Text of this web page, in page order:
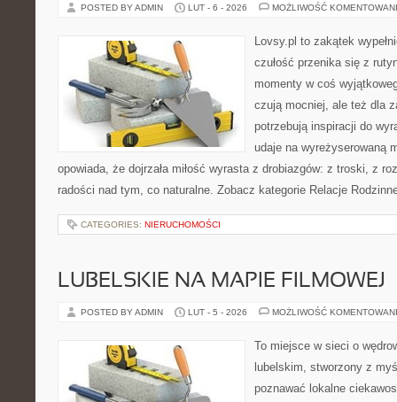
POSTED BY ADMIN LUT - 6 - 2026 MOŻLIWOŚĆ
Lovsy.pl to zakątek
czułość przenika się z
momenty w coś
czują mocniej, ale też dla
potrzebują inspiracji do
udaje na wyreżyserowaną
opowiada, że dojrzała miłość wyrasta z drobiazgów: z troski, z
radości nad tym, co naturalne. Zobacz kategorie Relacje
CATEGORIES: NIERUCHOMOŚCI
LUBELSKIE NA MAPIE FILMOWEJ
POSTED BY ADMIN LUT - 5 - 2026 MOŻLIWOŚĆ
To miejsce w sieci o
lubelskim, stworzony z
poznawać lokalne